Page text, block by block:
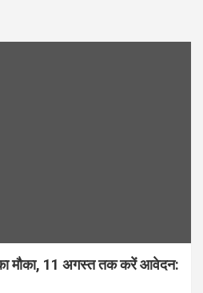
मौका, 11 अगस्त तक करें आवेदन: